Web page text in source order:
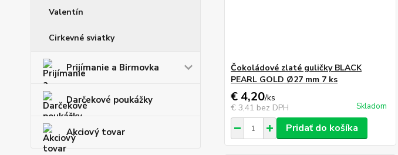
Valentín
Cirkevné sviatky
Prijímanie a Birmovka
Darčekové poukážky
Akciový tovar
Čokoládové zlaté guličky BLACK
PEARL GOLD Ø27 mm 7 ks
€ 4,20/ks
€ 3,41 bez DPH Skladom
Pridať do košíka